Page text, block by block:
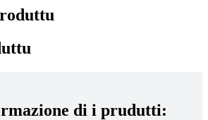
di i prudutti: